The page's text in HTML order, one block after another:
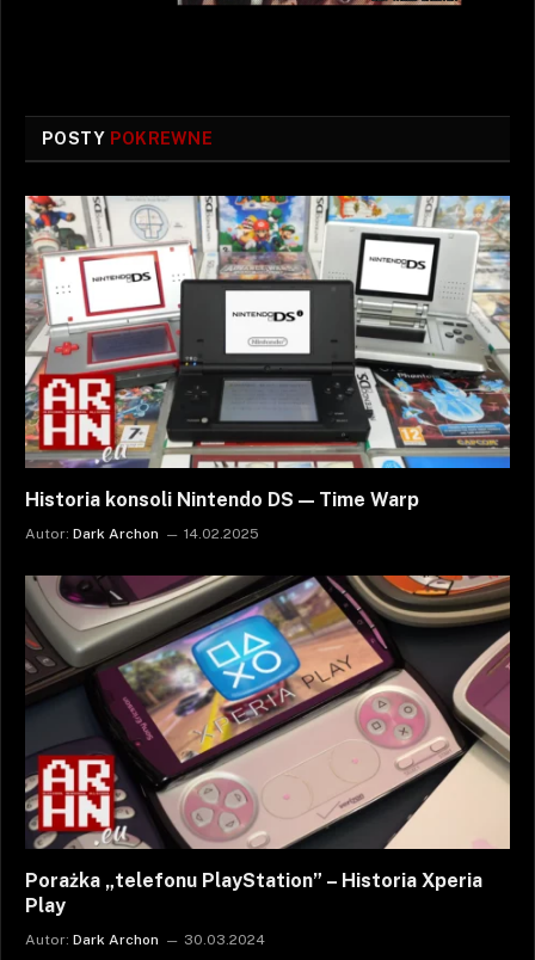
POSTY POKREWNE
Historia konsoli Nintendo DS — Time Warp
Autor: Dark Archon 14.02.2025
Porażka „telefonu PlayStation” – Historia Xperia
Play
Autor: Dark Archon 30.03.2024